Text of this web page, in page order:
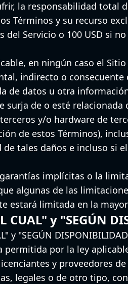
la responsabilidad total
Términos y su recurso
Servicio o 100 USD si
en ningún caso el
indirecto o
de datos u otra
surja de o esté
y/o hardware de
de estos Términos),
tales daños e incluso si
implícitas o la
algunas de las
estará limitada en la
y "SEGÚN
y "SEGÚN
por la ley
y proveedores
legales o de otro tipo,